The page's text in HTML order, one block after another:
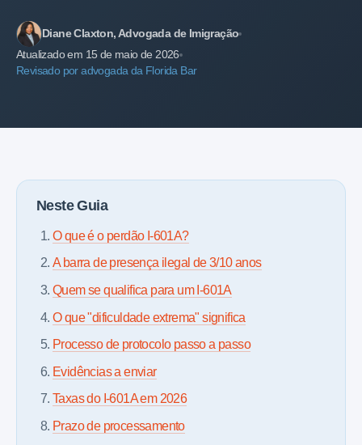
Diane Claxton, Advogada de Imigração
Atualizado em 15 de maio de 2026
Revisado por advogada da Florida Bar
Neste Guia
O que é o perdão I-601A?
A barra de presença ilegal de 3/10 anos
Quem se qualifica para um I-601A
O que "dificuldade extrema" significa
Processo de protocolo passo a passo
Evidências a enviar
Taxas do I-601A em 2026
Prazo de processamento